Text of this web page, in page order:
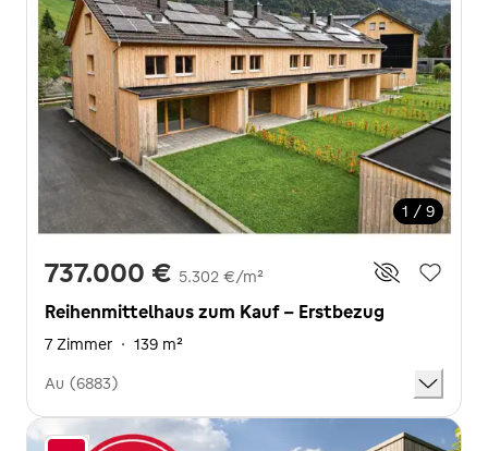
1 / 9
737.000 € 5.302 €/m²
Reihenmittelhaus zum Kauf - Erstbezug
7 Zimmer · 139 m²
Au (6883)